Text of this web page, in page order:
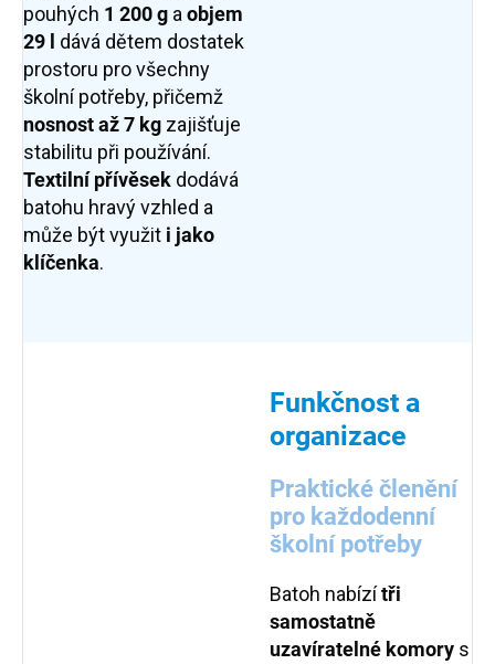
pouhých 1 200 g aobjem
29 l dává dětem dostatek
prostoru pro všechny
školní potřeby, přičemž
nosnost až 7 kg zajišťuje
stabilitu při používání.
Textilní přívěsek dodává
batohu hravý vzhled a
může být využit i jako
klíčenka.
Funkčnost a
organizace
Praktické členění
pro každodenní
školní potřeby
Batoh nabízítři
samostatně
uzavíratelné komory s